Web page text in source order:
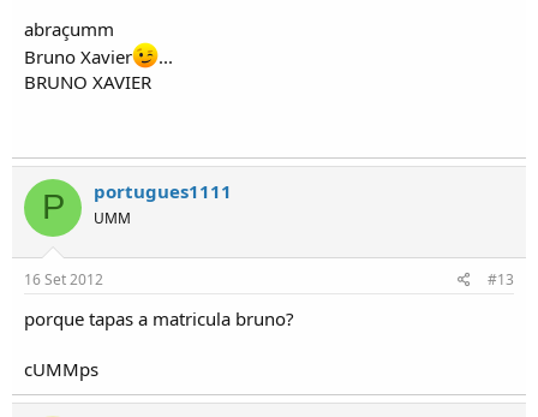
abraçumm
Bruno Xavier
...
BRUNO XAVIER
P portugues1111
UMM
16 Set 2012 #13
porque tapas a matricula bruno?
cUMMps